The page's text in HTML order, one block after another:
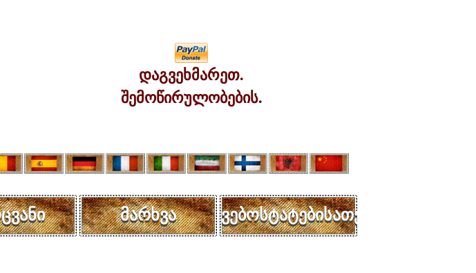
დაგვეხმარეთ.
შემოწირულობების.
მარხვა ვებოსტატებისათვის